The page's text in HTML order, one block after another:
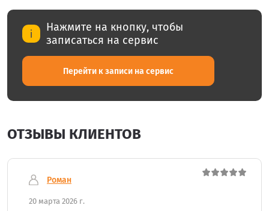
Нажмите на кнопку, чтобы
записаться на сервис
Перейти к записи на сервис
ОТЗЫВЫ КЛИЕНТОВ
Роман
20 марта 2026 г.